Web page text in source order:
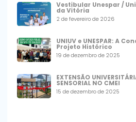
Vestibular Unespar /
da Vitória
2 de fevereiro de 2026
UNIUV e UNESPAR: A
Projeto Histórico
19 de dezembro de 2025
EXTENSÃO
SENSORIAL NO CMEI
15 de dezembro de 2025